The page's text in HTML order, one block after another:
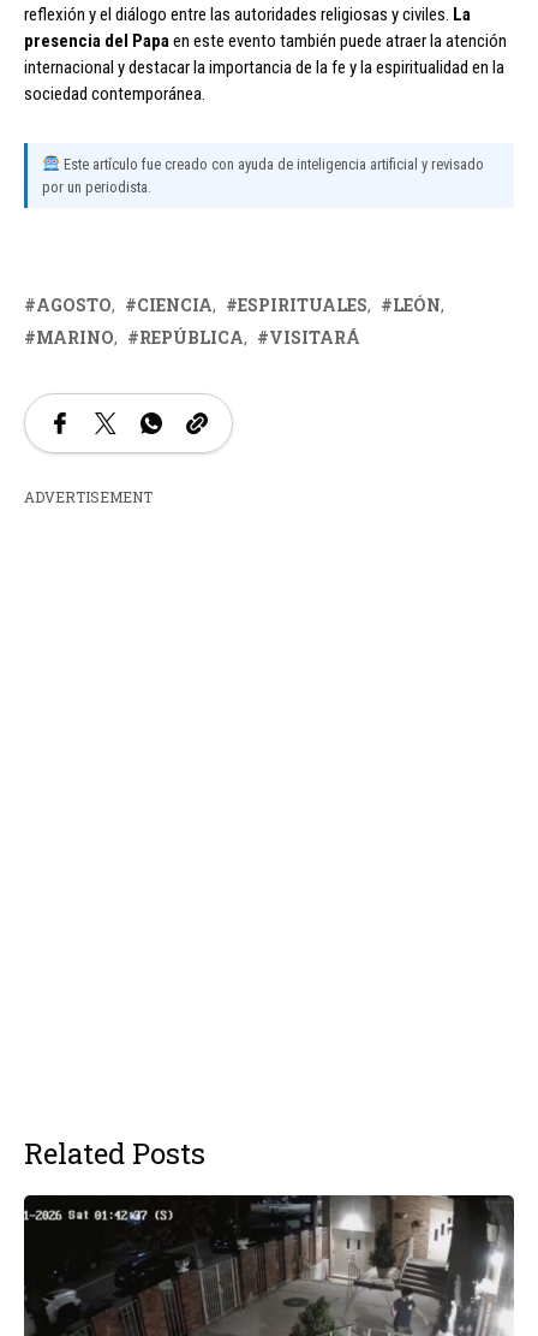
reflexión y el diálogo entre las autoridades religiosas y civiles. La
presencia del Papaen este evento también puede atraer la atención
internacional y destacar la importancia de la fe y la espiritualidad en la
sociedad contemporánea.
Este artículo fue creado con ayuda de inteligencia artificial y revisado
por un periodista.
AGOSTO CIENCIA ESPIRITUALES
LEÓN
MARINO
REPÚBLICA VISITARÁ
ADVERTISEMENT
Related Posts